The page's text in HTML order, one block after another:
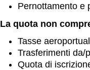
Pernottamento e
La quota non
Tasse
Trasferimenti da/
Quota di